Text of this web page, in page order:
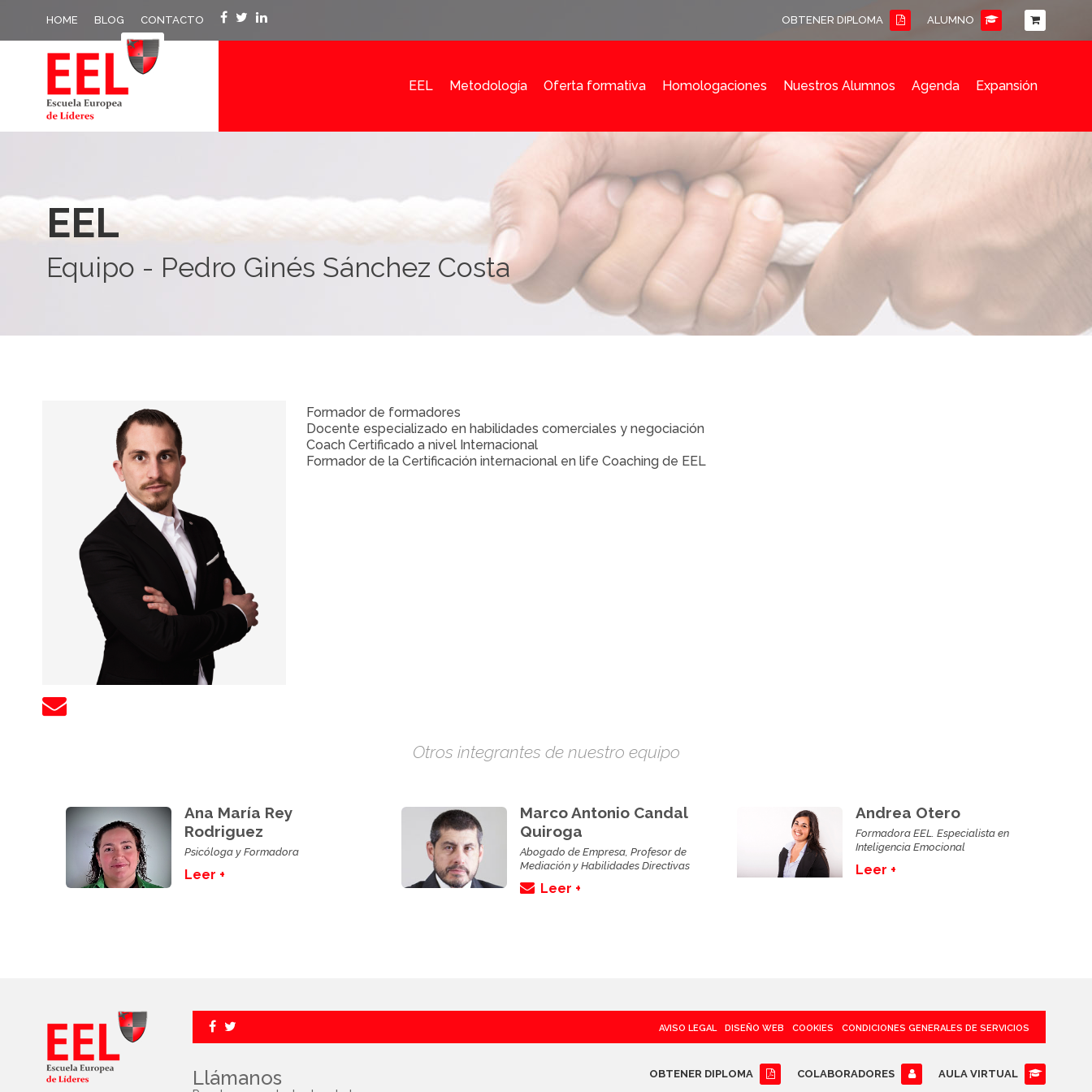
HOME BLOG CONTACTO OBTENER DIPLOMA ALUMNO
EEL Metodología Oferta formativa Homologaciones Nuestros Alumnos Agenda Expansión
EEL
Equipo - Pedro Ginés Sánchez Costa
Formador de formadores
Docente especializado en habilidades comerciales y negociación
Coach Certificado a nivel Internacional
Formador de la Certificación internacional en life Coaching de EEL
Otros integrantes de nuestro equipo
Ana María Rey
Rodriguez
Psicóloga y Formadora
Leer +
Marco Antonio Candal
Quiroga
Abogado de Empresa, Profesor de
Mediación y Habilidades Directivas
Leer +
Andrea Otero
Formadora EEL. Especialista en
Inteligencia Emocional
Leer +
AVISO LEGAL DISEÑO WEB COOKIES CONDICIONES GENERALES DE SERVICIOS
Llámanos OBTENER DIPLOMA COLABORADORES AULA VIRTUAL